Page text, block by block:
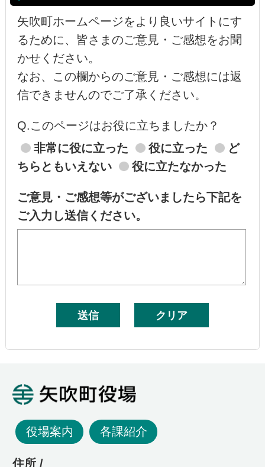
矢吹町ホームページをより良いサイトにす
るために、皆さまのご意見・ご感想をお聞
かせください。
なお、この欄からのご意見・ご感想には返
信できませんのでご了承ください。
Q.このページはお役に立ちましたか？
非常に役に立った
役に立った
ど
ちらともいえない
役に立たなかった
ご意見・ご感想等がございましたら下記を
ご入力し送信ください。
役場案内 各課紹介
住所 /